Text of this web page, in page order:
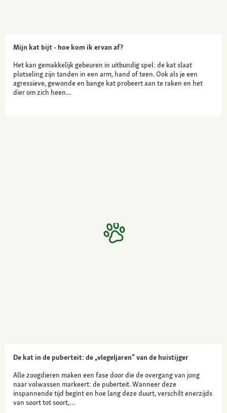
Mijn kat bijt - hoe kom ik ervan af?
Het kan gemakkelijk gebeuren in uitbundig spel: de kat slaat
plotseling zijn tanden in een arm, hand of teen. Ook als je een
agressieve, gewonde en bange kat probeert aan te raken en het
dier om zich heen…
De kat in de puberteit: de „vlegeljaren” van de huistijger
Alle zoogdieren maken een fase door die de overgang van jong
naar volwassen markeert: de puberteit. Wanneer deze
inspannende tijd begint en hoe lang deze duurt, verschilt enerzijds
van soort tot soort,…